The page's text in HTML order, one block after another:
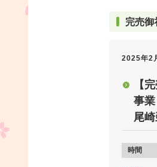
完売御
2025年2
【
事業
尾
時間